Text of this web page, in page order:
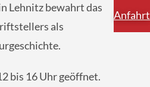
Lehnitz bewahrt das
als
bis 16 Uhr geöffnet.
Anfahrt